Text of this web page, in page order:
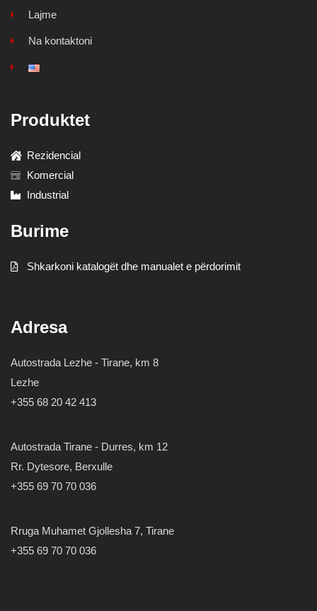
Lajme
Na kontaktoni
Produktet
Rezidencial
Komercial
Industrial
Burime
Shkarkoni katalogët dhe manualet e përdorimit
Adresa
Autostrada Lezhe - Tirane, km 8
Lezhe
+355 68 20 42 413
Autostrada Tirane - Durres, km 12
Rr. Dytesore, Berxulle
+355 69 70 70 036
Rruga Muhamet Gjollesha 7, Tirane
+355 69 70 70 036